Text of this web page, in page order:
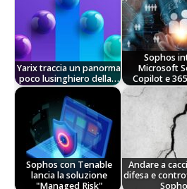
Yarix traccia un panorma
poco lusinghiero della…
Sophos
Microsoft
Copilot e
Sophos con Tenable
lancia la soluzione
"Managed Risk"
Andare a
difesa e